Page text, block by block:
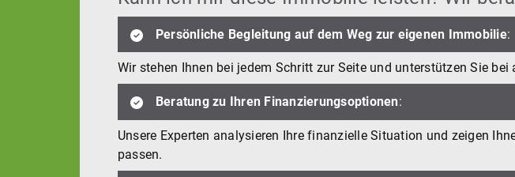
Persönliche Begleitung auf dem Weg zur eigenen Immobilie:
Wir stehen Ihnen bei jedem Schritt zur Seite und unterstützen Sie
Beratung zu Ihren Finanzierungsoptionen:
Unsere Experten analysieren Ihre finanzielle Situation und zeigen
passen.